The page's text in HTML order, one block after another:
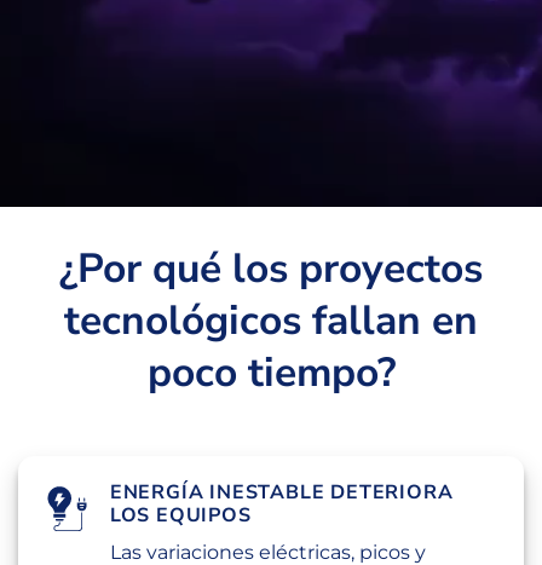
¿Por qué los proyectos
tecnológicos fallan en
poco tiempo?
ENERGÍA INESTABLE DETERIORA
LOS EQUIPOS
Las variaciones eléctricas, picos y